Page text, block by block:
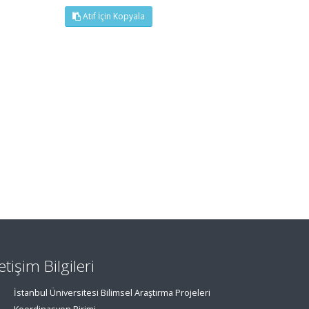
Atıf İçin Kopyala
Bilgileri
İstanbul Üniversitesi Bilimsel Araştırma Projeleri